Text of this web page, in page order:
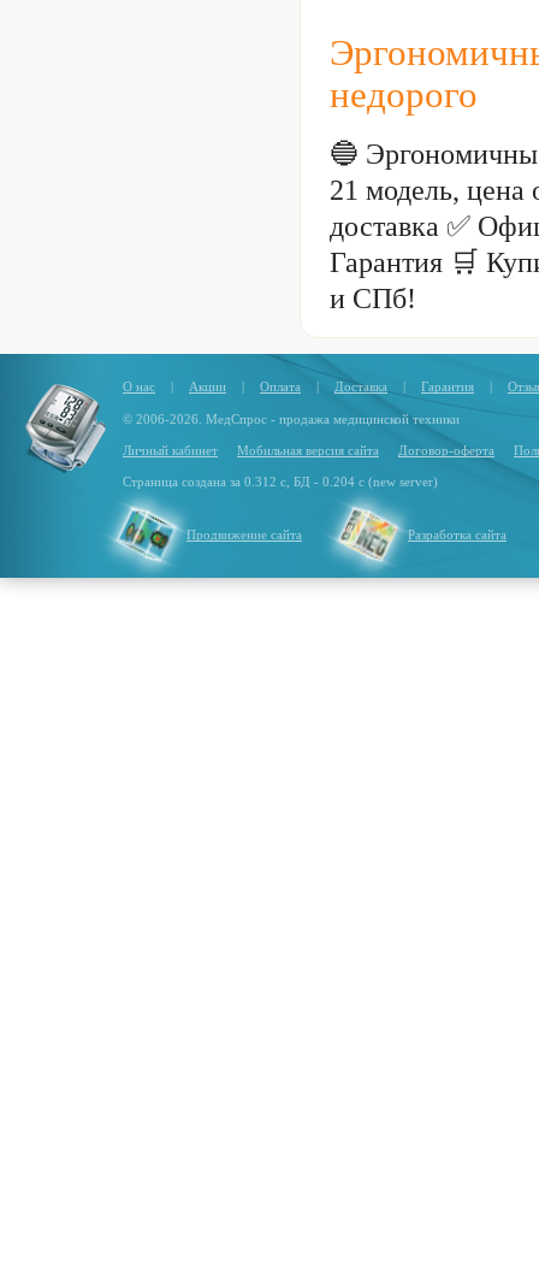
недорого
🔵
21 модель,
доставка ✅
Гарантия 🛒
и СПб!
О нас | Акции | Оплата | Доставка | Гарантия |
© 2006-2026. МедСпрос - продажа медицинской техники
Личный кабинет Мобильная версия сайта Договор-оферта
Страница создана за 0.312 с, БД - 0.204 с (new server)
Продвижение сайта Разработка сайта